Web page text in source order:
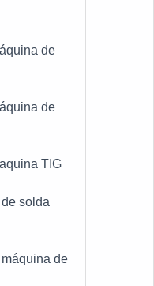
de
de
TIG
solda
de